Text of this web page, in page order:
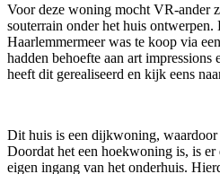
Voor deze woning mocht VR-ander
souterrain onder het huis
Haarlemmermeer was te koop via
hadden behoefte aan art impressions
heeft dit gerealiseerd en kijk eens
Dit huis is een dijkwoning, waardoor
Doordat het een hoekwoning is, is
eigen ingang van het onderhuis.